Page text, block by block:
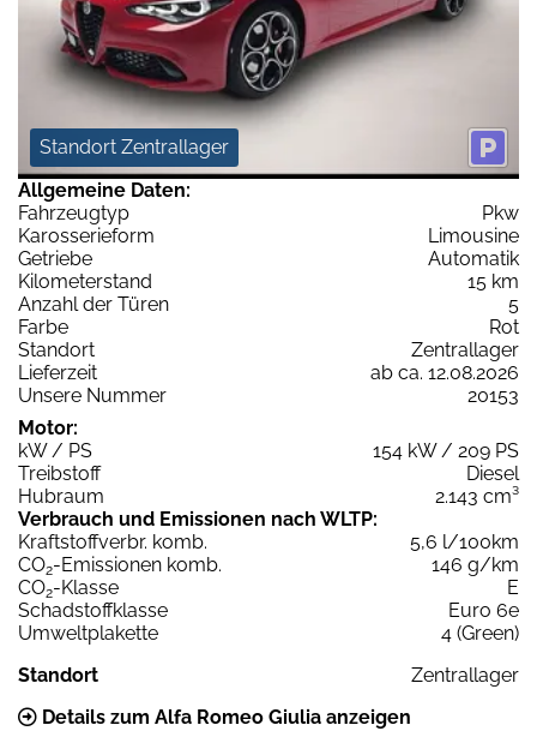
Standort Zentrallager
Allgemeine Daten:
Fahrzeugtyp
Pkw
Karosserieform
Limousine
Getriebe
Automatik
Kilometerstand
15 km
Anzahl der Türen
5
Farbe
Rot
Standort
Zentrallager
Lieferzeit
ab ca. 12.08.2026
Unsere Nummer
20153
Motor:
kW / PS
154 kW / 209 PS
Treibstoff
Diesel
Hubraum
2.143 cm³
Verbrauch und Emissionen nach WLTP:
Kraftstoffverbr. komb.
5,6 l/100km
CO2-Emissionen komb.
146 g/km
CO2-Klasse
E
Schadstoffklasse
Euro 6e
Umweltplakette
4 (Green)
Standort
Zentrallager
Details zum Alfa Romeo Giulia anzeigen